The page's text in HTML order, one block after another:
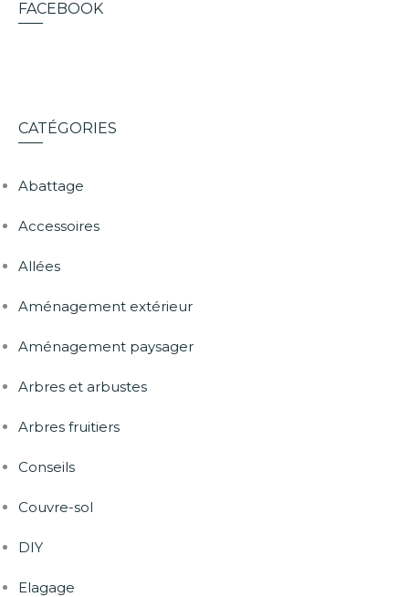
FACEBOOK
CATÉGORIES
Abattage
Accessoires
Allées
Aménagement extérieur
Aménagement paysager
Arbres et arbustes
Arbres fruitiers
Conseils
Couvre-sol
DIY
Elagage